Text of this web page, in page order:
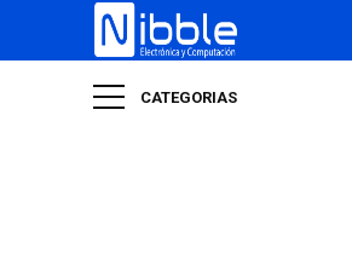
CATEGORIAS